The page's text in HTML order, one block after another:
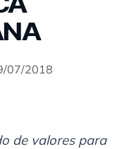
07/2018
de valores para